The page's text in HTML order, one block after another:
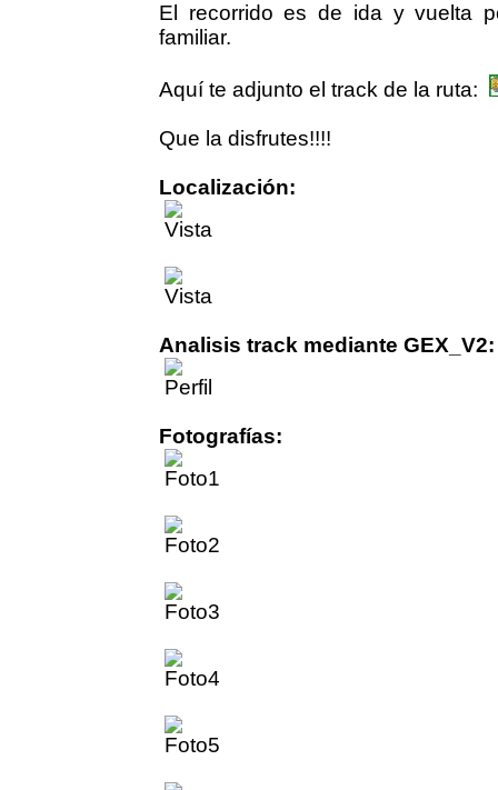
El recorrido es de ida y vuelta
familiar.
Aquí te adjunto el track de la ruta:
Que la disfrutes!!!!
Localización:
Analisis track mediante GEX_V2:
Fotografías: